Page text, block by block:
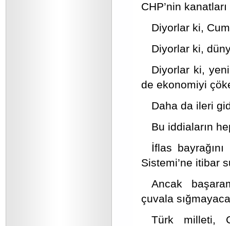
CHP’nin kanatları
Diyorlar ki,
Diyorlar ki,
Diyorlar ki,
de ekonomiyi
Daha da ileri
Bu iddiaların
İflas
Sistemi’ne itibar
Ancak
çuvala
Türk milleti,